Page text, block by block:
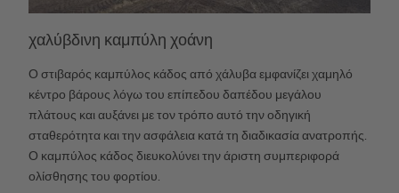
χαλύβδινη καμπύλη χοάνη
Ο στιβαρός καμπύλος κάδος από χάλυβα εμφανίζει χαμηλό
κέντρο βάρους λόγω του επίπεδου δαπέδου μεγάλου
πλάτους και αυξάνει με τον τρόπο αυτό την οδηγική
σταθερότητα και την ασφάλεια κατά τη διαδικασία ανατροπής.
Ο καμπύλος κάδος διευκολύνει την άριστη συμπεριφορά
ολίσθησης του φορτίου.